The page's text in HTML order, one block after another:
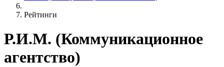
Рейтинги
Р.И.М. (Коммуникационное
агентство)